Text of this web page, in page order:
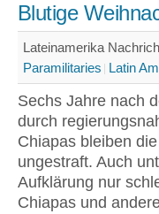
Blutige
Lateinamerika
Paramilitaries Latin
Sechs Jahre nach
durch
Chiapas bleiben
ungestraft. Auch
Aufklärung nur
Chiapas und